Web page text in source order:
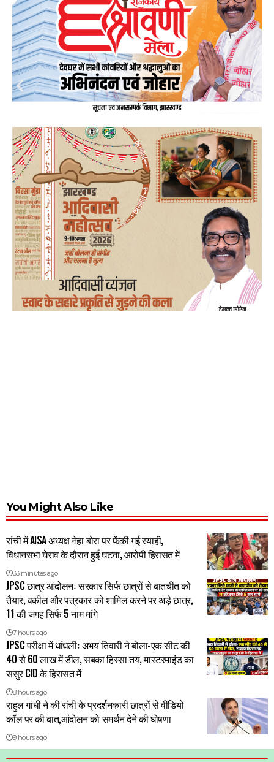
You Might Also Like
रांची में AISA अध्यक्ष नेहा बोरा पर फेंकी गई स्याही,
विधानसभा घेराव के दौरान हुई घटना, आरोपी हिरासत में
33 minutes ago
JPSC छात्र आंदोलनः सरकार सिर्फ छात्रों से बातचीत को
तैयार, वकील और पत्रकार को शामिल करने पर अड़े छात्र,
11 की जगह सिर्फ 5 नाम मांगे
7 hours ago
JPSC परीक्षा में धांधलीः अभय तिवारी ने बोला-एक सीट की
40 से 60 लाख में डील, सबका हिस्सा तय, मास्टरमाइंड का
ससुर CID के हिरासत में
8 hours ago
राहुल गांधी ने की रांची के प्रदर्शनकारी छात्रों से वीडियो
कॉल पर की बात,आंदोलन को समर्थन देने की घोषणा
9 hours ago